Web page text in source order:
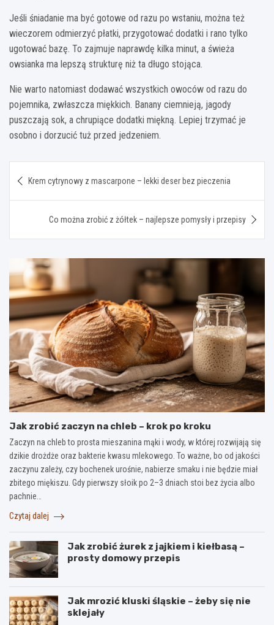
Jeśli śniadanie ma być gotowe od razu po wstaniu, można też
wieczorem odmierzyć płatki, przygotować dodatki i rano tylko
ugotować bazę. To zajmuje naprawdę kilka minut, a świeża
owsianka ma lepszą strukturę niż ta długo stojąca.
Nie warto natomiast dodawać wszystkich owoców od razu do
pojemnika, zwłaszcza miękkich. Banany ciemnieją, jagody
puszczają sok, a chrupiące dodatki miękną. Lepiej trzymać je
osobno i dorzucić tuż przed jedzeniem.
wpisu
Krem cytrynowy z mascarpone – lekki deser bez pieczenia
Co można zrobić z żółtek – najlepsze pomysły i przepisy
Jak zrobić zaczyn na chleb – krok po kroku
Zaczyn na chleb to prosta mieszanina mąki i wody, w której rozwijają się
dzikie drożdże oraz bakterie kwasu mlekowego. To ważne, bo od jakości
zaczynu zależy, czy bochenek urośnie, nabierze smaku i nie będzie miał
zbitego miękiszu. Gdy pierwszy słoik po 2–3 dniach stoi bez życia albo
pachnie…
Czytaj dalej
Jak zrobić żurek z jajkiem i kiełbasą –
prosty domowy przepis
Jak mrozić kluski śląskie – żeby się nie
sklejały